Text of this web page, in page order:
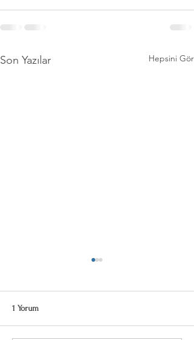
Son Yazılar Hepsini Gör
Dokuz Eylül Üniversitesi Buca
Eğitim Fakültesi
1 Yorum